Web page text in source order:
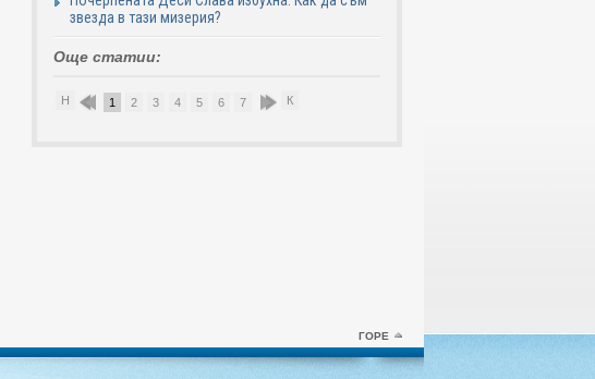
звезда в тази мизерия?
Още статии:
Н 1 2 3 4 5 6 7 8 9К
ГОРЕ